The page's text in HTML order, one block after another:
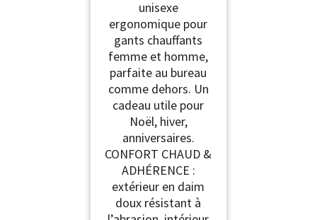
unisexe
ergonomique pour
gants chauffants
femme et homme,
parfaite au bureau
comme dehors. Un
cadeau utile pour
Noël, hiver,
anniversaires.
CONFORT CHAUD &
ADHÉRENCE :
extérieur en daim
doux résistant à